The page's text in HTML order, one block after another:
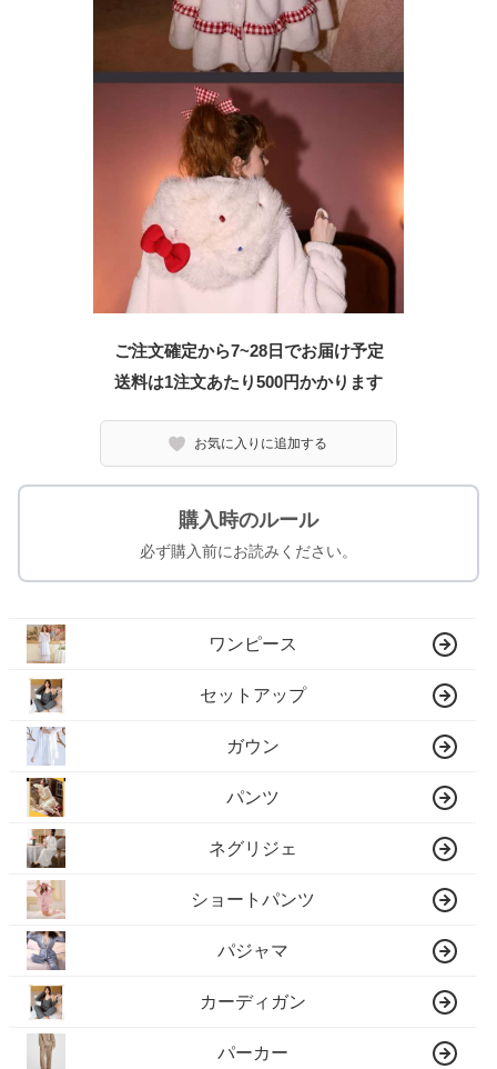
ご注文確定から7~28日でお届け予定
送料は1注文あたり500円かかります
お気に入りに追加する
購入時のルール
必ず購入前にお読みください。
ワンピース
セットアップ
ガウン
パンツ
ネグリジェ
ショートパンツ
パジャマ
カーディガン
パーカー